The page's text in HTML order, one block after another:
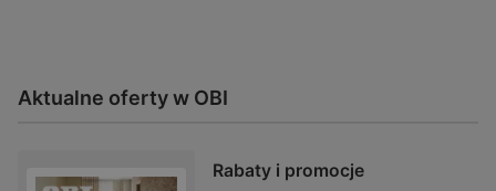
Aktualne oferty w OBI
Rabaty i promocje